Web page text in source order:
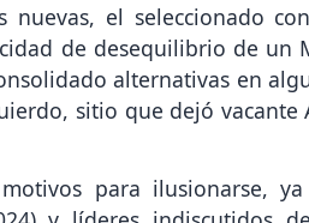
el seleccionado
de desequilibrio de un
alternativas en
sitio que dejó vacante
para ilusionarse,